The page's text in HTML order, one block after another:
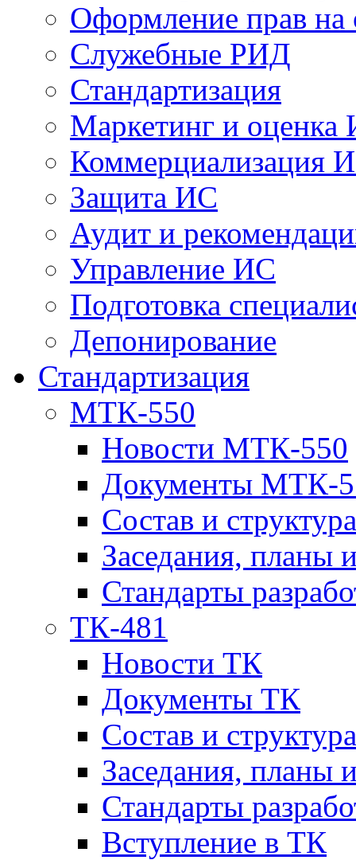
Оформление прав
Служебные РИД
Стандартизация
Маркетинг и оценка
Коммерциализация
Защита ИС
Аудит и
Управление ИС
Подготовка
Депонирование
Стандартизация
МТК-550
Новости МТК-550
Документы МТК-
Состав и структура
Заседания, планы
Стандарты
ТК-481
Новости ТК
Документы ТК
Cостав и
Заседания, планы
Стандарты
Вступление в ТК